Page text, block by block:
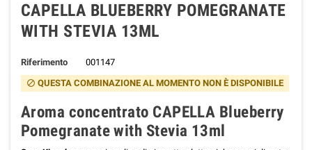
CAPELLA BLUEBERRY POMEGRANATE
WITH STEVIA 13ML
Riferimento 001147
block QUESTA COMBINAZIONE AL MOMENTO NON È DISPONIBILE
Aroma concentrato CAPELLA Blueberry
Pomegranate with Stevia 13ml